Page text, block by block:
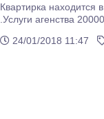
Квартирка находится
.Услуги агенства
24/01/2018 11:47